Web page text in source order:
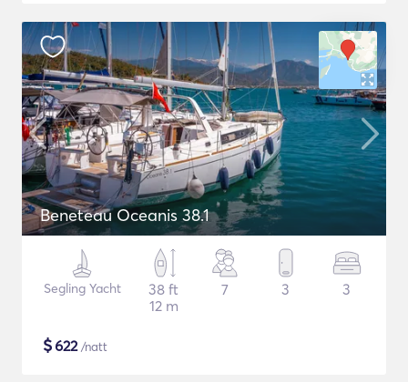
Beneteau Oceanis 38.1
Segling Yacht
38 ft
12 m
7 3 3
$622/natt